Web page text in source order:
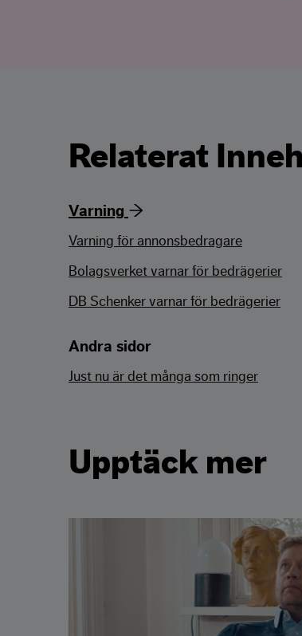
Relaterat
Varning
Varning för annonsbedragare
Bolagsverket varnar för bedrägerier
DB Schenker varnar för bedrägerier
Andra sidor
Just nu är det många som ringer
Upptäck mer